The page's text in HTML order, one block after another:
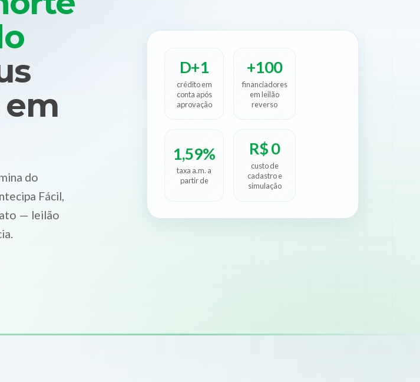
em
do
Fácil,
— leilão
D+1
crédito em
conta após
aprovação
+100
financiadores
em leilão
reverso
1,59%
taxa a.m. a
partir de
R$ 0
custo de
cadastro e
simulação